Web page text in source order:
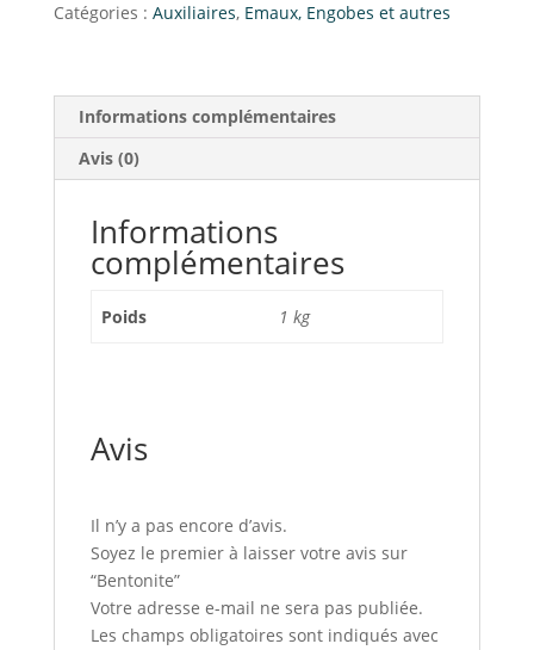
Catégories : Auxiliaires, Emaux, Engobes et autres
Informations complémentaires
Avis (0)
Informations
complémentaires
Poids 1 kg
Avis
Il n’y a pas encore d’avis.
Soyez le premier à laisser votre avis sur
“Bentonite”
Votre adresse e-mail ne sera pas publiée.
Les champs obligatoires sont indiqués avec